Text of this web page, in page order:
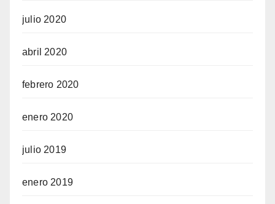
julio 2020
abril 2020
febrero 2020
enero 2020
julio 2019
enero 2019